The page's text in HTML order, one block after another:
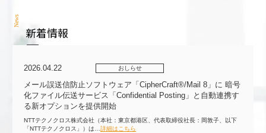
新着情報
News
2026.04.22 おしらせ
メール誤送信防止ソフトウェア「CipherCraft®/Mail 8」に 暗号
化ファイル伝送サービス「Confidential Posting」と自動連携す
る新オプションを提供開始
NTTテクノクロス株式会社（本社：東京都港区、代表取締役社長：岡敦子、以下
「NTTテクノクロス」）は…詳細はこちら